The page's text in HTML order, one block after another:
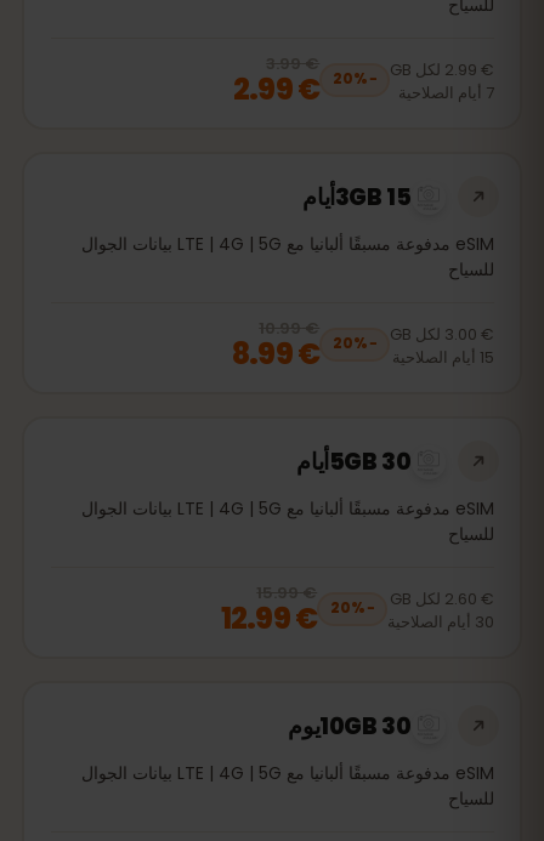
€ 2.99 لكل GB
7 أيام الصلاحية
−
20%
20% off, was
€ 2.99 € 3.99
€ 2.99
3GB 15أيام
eSIM مدفوعة مسبقًا ألبانيا مع LTE | 4G | 5G بيانات الجوال
للسياح
€ 3.00 لكل GB
15 أيام الصلاحية
−
20%
20% off, was
€ 8.99 € 10.99
€ 8.99
5GB 30أيام
eSIM مدفوعة مسبقًا ألبانيا مع LTE | 4G | 5G بيانات الجوال
للسياح
€ 2.60 لكل GB
30 أيام الصلاحية
−
20%
20% off, was
€ 12.99 € 15.99
€ 12.99
10GB 30يوم
eSIM مدفوعة مسبقًا ألبانيا مع LTE | 4G | 5G بيانات الجوال
للسياح